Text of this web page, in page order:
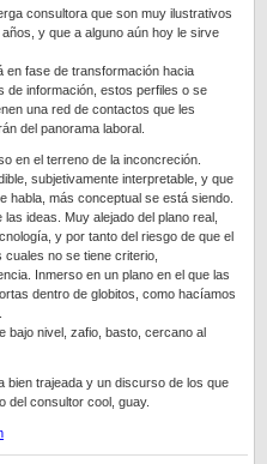
consultora que son muy ilustrativos
y que a alguno aún hoy le sirve
en fase de transformación hacia
de información, estos perfiles o se
una red de contactos que les
del panorama laboral.
en el terreno de la inconcreción.
subjetivamente interpretable, y que
habla, más conceptual se está siendo.
ideas. Muy alejado del plano real,
y por tanto del riesgo de que el
no se tiene criterio,
Inmerso en un plano en el que las
dentro de globitos, como hacíamos
bajo nivel, zafio, basto, cercano al
bien trajeada y un discurso de los que
del consultor cool, guay.